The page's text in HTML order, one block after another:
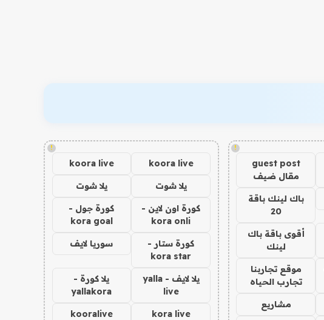
!
guest post
مقال ضيف
باك لينك باقة
20
أقوى باقة باك
لينك
موقع تجاربنا
تجارب الحياه
مشاريع
!
koora live
koora live
يلا شوت يلا شوت
كورة اون لاين -
kora onli
كورة جول -
kora goal
كورة ستار -
kora star
سوريا لايف
يلا لايف - yalla
live
يلا كورة -
yallakora
kora live
kooralive